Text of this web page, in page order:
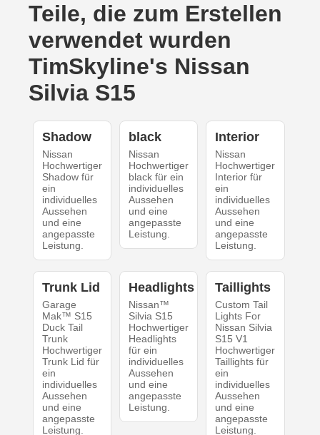
Teile, die zum Erstellen
verwendet wurden
TimSkyline's Nissan
Silvia S15
Shadow
Nissan
Hochwertiger
Shadow für
ein
individuelles
Aussehen
und eine
angepasste
Leistung.
black
Nissan
Hochwertiger
black für ein
individuelles
Aussehen
und eine
angepasste
Leistung.
Interior
Nissan
Hochwertiger
Interior für
ein
individuelles
Aussehen
und eine
angepasste
Leistung.
Trunk Lid
Garage
Mak™ S15
Duck Tail
Trunk
Hochwertiger
Trunk Lid für
ein
individuelles
Aussehen
und eine
angepasste
Leistung.
Headlights
Nissan™
Silvia S15
Hochwertiger
Headlights
für ein
individuelles
Aussehen
und eine
angepasste
Leistung.
Taillights
Custom Tail
Lights For
Nissan Silvia
S15 V1
Hochwertiger
Taillights für
ein
individuelles
Aussehen
und eine
angepasste
Leistung.